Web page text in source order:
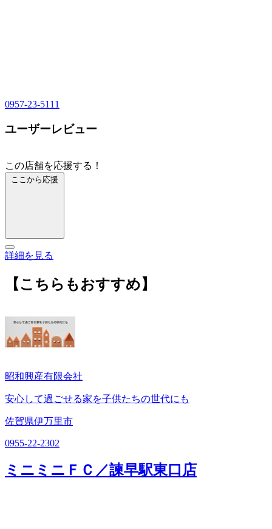
0957-23-5111
ユーザーレビュー
この店舗を応援する！
ここから応援
詳細を見る
【こちらもおすすめ】
昭和興産有限会社
安心して過ごせる家を子供たちの世代にも
佐賀県伊万里市
0955-22-2302
ミニミニＦＣ／諫早駅東口店